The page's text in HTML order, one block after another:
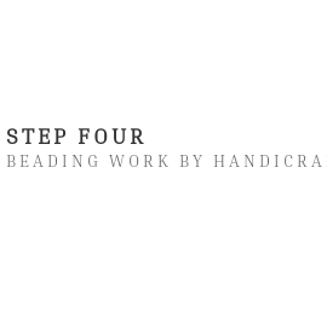
STEP FOUR
BEADING WORK BY